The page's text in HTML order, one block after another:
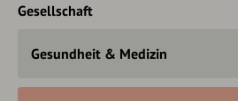
Gesellschaft
Gesundheit & Medizin